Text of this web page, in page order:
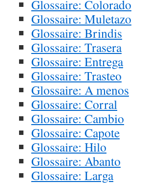
Glossaire: Colorado
Glossaire: Muletazo
Glossaire: Brindis
Glossaire: Trasera
Glossaire: Entrega
Glossaire: Trasteo
Glossaire: A menos
Glossaire: Corral
Glossaire: Cambio
Glossaire: Capote
Glossaire: Hilo
Glossaire: Abanto
Glossaire: Larga